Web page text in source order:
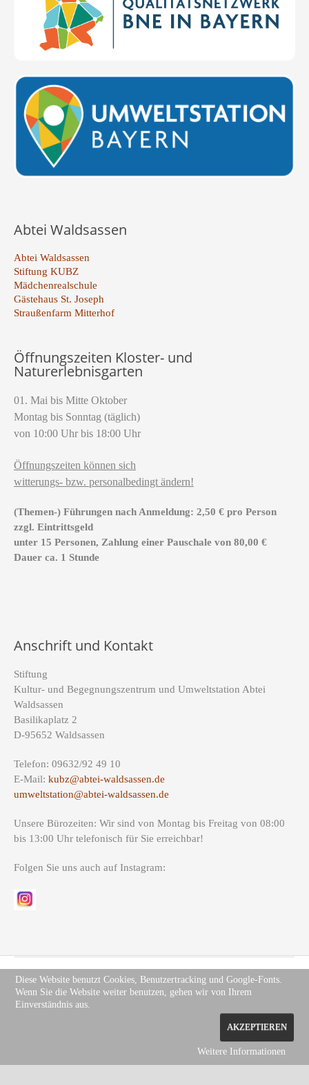
Abtei Waldsassen
Abtei Waldsassen
Stiftung KUBZ
Mädchenrealschule
Gästehaus St. Joseph
Straußenfarm Mitterhof
Öffnungszeiten Kloster- und
Naturerlebnisgarten
01. Mai bis Mitte Oktober
Montag bis Sonntag (täglich)
von 10:00 Uhr bis 18:00 Uhr
Öffnungszeiten können sich
witterungs- bzw. personalbedingt ändern!
(Themen-) Führungen nach Anmeldung: 2,50 € pro Person
zzgl. Eintrittsgeld
unter 15 Personen, Zahlung einer Pauschale von 80,00 €
Dauer ca. 1 Stunde
Anschrift und Kontakt
Stiftung
Kultur- und Begegnungszentrum und Umweltstation Abtei
Waldsassen
Basilikaplatz 2
D-95652 Waldsassen
Telefon: 09632/92 49 10
E-Mail: kubz@abtei-waldsassen.de
umweltstation@abtei-waldsassen.de
Unsere Bürozeiten: Wir sind von Montag bis Freitag von 08:00
bis 13:00 Uhr telefonisch für Sie erreichbar!
Folgen Sie uns auch auf Instagram:
Copyright (c) Site Name 2012. All rights reserved.Impressum
Diese Website benutzt Cookies, Benutzertracking und Google-Fonts.
Wenn Sie die Website weiter benutzen, gehen wir von Ihrem
Einverständnis aus.
AKZEPTIEREN
Weitere Informationen